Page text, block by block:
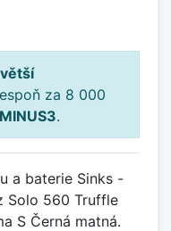
za 8 000
MINUS3.
a baterie Sinks -
Solo 560 Truffle
S Černá matná.